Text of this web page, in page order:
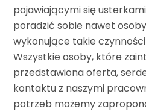
pojawiającymi się
poradzić sobie nawet
wykonujące takie
Wszystkie osoby, które
przedstawiona oferta,
kontaktu z naszymi
potrzeb możemy